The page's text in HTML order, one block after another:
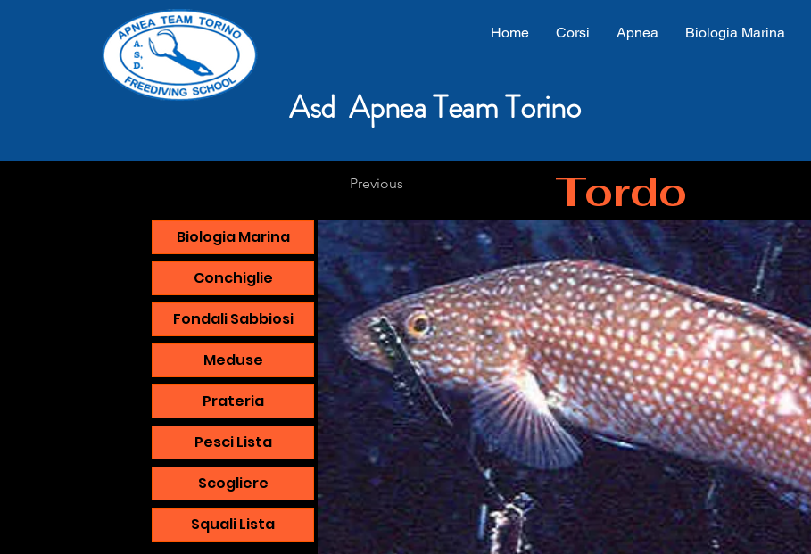
Home Corsi Apnea Biologia Marina
Asd Apnea Team Torino
Biologia Marina
Conchiglie
Fondali Sabbiosi
Meduse
Prateria
Pesci Lista
Scogliere
Squali Lista
Tordo
Previous